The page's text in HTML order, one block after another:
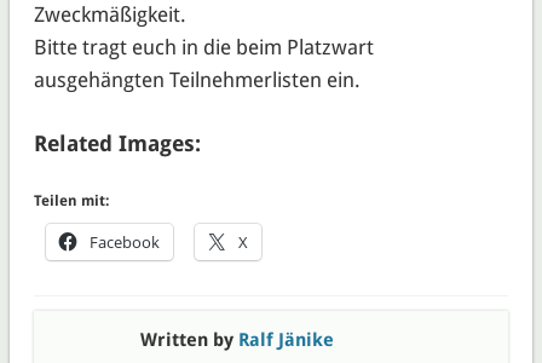
Zweckmäßigkeit.
Bitte tragt euch in die beim Platzwart
ausgehängten Teilnehmerlisten ein.
Related Images:
Teilen mit:
Facebook X
Written by Ralf Jänike